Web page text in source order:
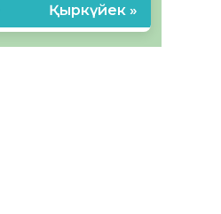
Қыркүйек »